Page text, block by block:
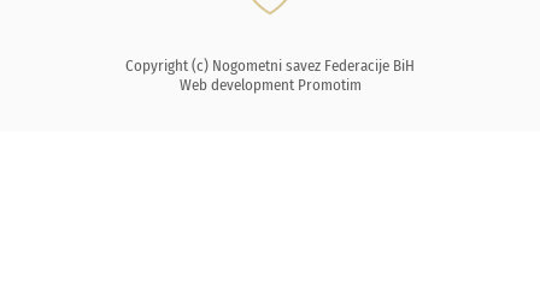
Copyright (c) Nogometni savez Federacije BiH
Web development Promotim